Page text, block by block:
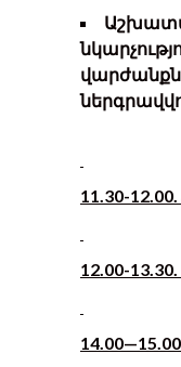
11.30-
12.00-
14.00—